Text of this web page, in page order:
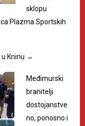
sklopu
Plazma Sportskih
Kninu →
Međimurski
branitelji
dostojanstve
no, ponosno i